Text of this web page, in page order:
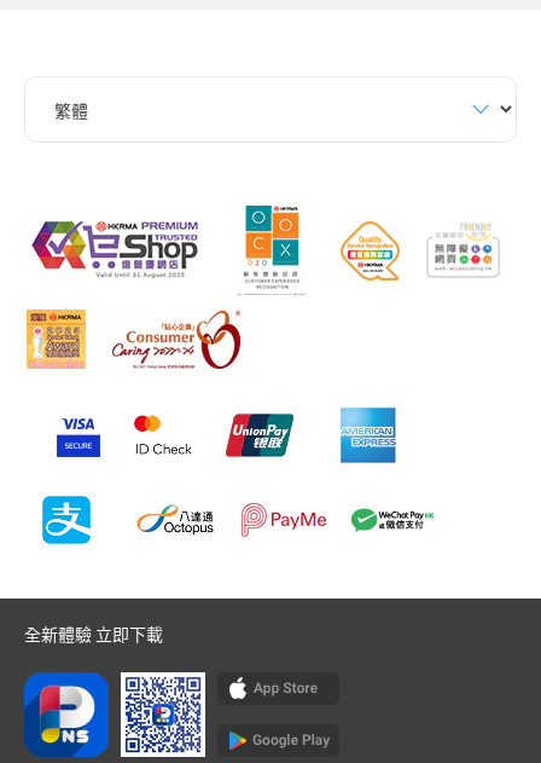
全新體驗 立即下載